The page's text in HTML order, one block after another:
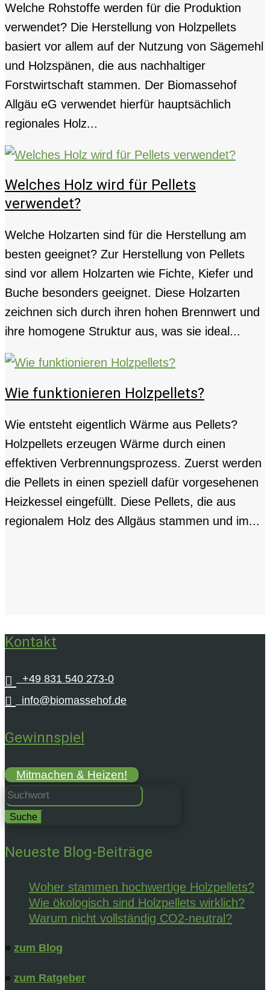
Welche Rohstoffe werden für die Produktion
verwendet? Die Herstellung von Holzpellets
basiert vor allem auf der Nutzung von Sägemehl
und Holzspänen, die aus nachhaltiger
Forstwirtschaft stammen. Der Biomassehof
Allgäu eG verwendet hierfür hauptsächlich
regionales Holz...
Welches Holz wird für Pellets
verwendet?
Welche Holzarten sind für die Herstellung am
besten geeignet? Zur Herstellung von Pellets
sind vor allem Holzarten wie Fichte, Kiefer und
Buche besonders geeignet. Diese Holzarten
zeichnen sich durch ihren hohen Brennwert und
ihre homogene Struktur aus, was sie ideal...
Wie funktionieren Holzpellets?
Wie entsteht eigentlich Wärme aus Pellets?
Holzpellets erzeugen Wärme durch einen
effektiven Verbrennungsprozess. Zuerst werden
die Pellets in einen speziell dafür vorgesehenen
Heizkessel eingefüllt. Diese Pellets, die aus
regionalem Holz des Allgäus stammen und im...
Kontakt
 +49 831 540 273-0
 info@biomassehof.de
Gewinnspiel
Mitmachen & Heizen!
Suchen
nach:
Neueste Blog-Beiträge
Woher stammen hochwertige Holzpellets?
Wie ökologisch sind Holzpellets wirklich?
Warum nicht vollständig CO2-neutral?
» zum Blog
» zum Ratgeber